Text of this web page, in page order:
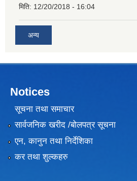
मिति: 12/20/2018 - 16:04
अन्य
Notices
सूचना तथा समाचार
सार्वजनिक खरीद /बोलपत्र सूचना
एन, कानुन तथा निर्देशिका
कर तथा शुल्कहरु